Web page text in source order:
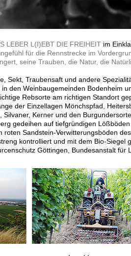
LEBER L(I)EBT DIE FREIHEIT im
für die Rennstrecke im
seine Trauben, die Natur, die
Sekt, Traubensaft und andere
den Weinbaugemeinden Bodenheim
Rebsorte am richtigen Standort
der Einzellagen Mönchspfad,
Silvaner, Kerner und den
gedeihen auf tiefgründigen
roten Sandstein-Verwitterungsböden
kontrolliert und mit dem Bio-Siegel
Göttingen, Bundesanstalt für